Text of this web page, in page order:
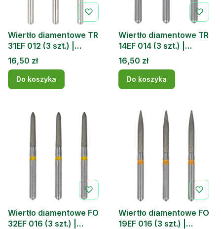
Wiertło diamentowe TR
31EF 012 (3 szt.) |
DOCHEM
Cena
16,50 zł
Do koszyka
Wiertło diamentowe TR
14EF 014 (3 szt.) |
DOCHEM
Cena
16,50 zł
Do koszyka
Wiertło diamentowe FO
32EF 016 (3 szt.) |
Wiertło diamentowe FO
19EF 016 (3 szt.) |